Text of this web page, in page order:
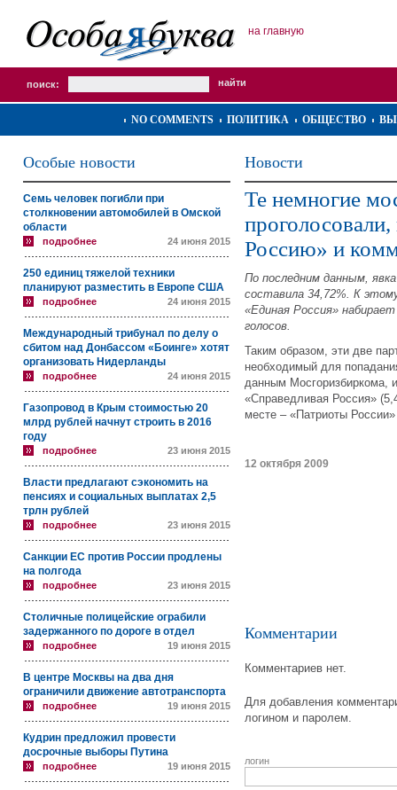
на главную
поиск:
NO COMMENTS ПОЛИТИКА ОБЩЕСТВО
Особые новости
Семь человек погибли при
столкновении автомобилей в Омской
области
подробнее 24 июня 2015
250 единиц тяжелой техники
планируют разместить в Европе США
подробнее 24 июня 2015
Международный трибунал по делу о
сбитом над Донбассом «Боинге» хотят
организовать Нидерланды
подробнее 24 июня 2015
Газопровод в Крым стоимостью 20
млрд рублей начнут строить в 2016
году
подробнее 23 июня 2015
Власти предлагают сэкономить на
пенсиях и социальных выплатах 2,5
трлн рублей
подробнее 23 июня 2015
Санкции ЕС против России продлены
на полгода
подробнее 23 июня 2015
Столичные полицейские ограбили
задержанного по дороге в отдел
подробнее 19 июня 2015
В центре Москвы на два дня
ограничили движение автотранспорта
подробнее 19 июня 2015
Кудрин предложил провести
досрочные выборы Путина
подробнее 19 июня 2015
Новости
Те немногие
Россию» и
По последним данным,
составила 34,72%. К
«Единая Россия»
голосов.
Таким образом, эти две
необходимый для
данным Мосгоризбиркома,
«Справедливая Россия»
месте – «Патриоты
12 октября 2009
Комментарии
Комментариев нет.
Для добавления
логином и паролем.
логин